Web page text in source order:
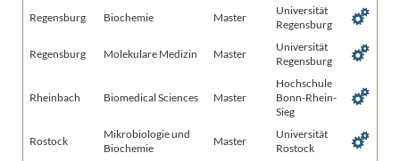
Regensburg Biochemie Master
Universität
Regensburg
Regensburg Molekulare Medizin Master
Universität
Regensburg
Rheinbach Biomedical Sciences Master
Hochschule
Bonn-Rhein-
Sieg
Rostock
Mikrobiologie und
Biochemie
Master
Universität
Rostock